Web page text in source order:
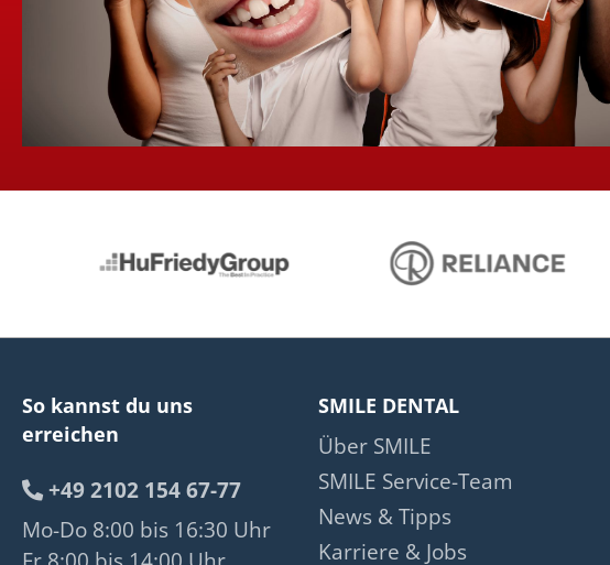
So kannst du uns
erreichen
+49 2102 154 67-77
Mo-Do 8:00 bis 16:30 Uhr
SMILE DENTAL
Über SMILE
SMILE Service-Team
News & Tipps
Karriere & Jobs